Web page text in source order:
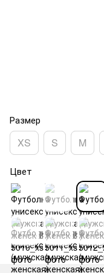
Размер
XS S M
Цвет